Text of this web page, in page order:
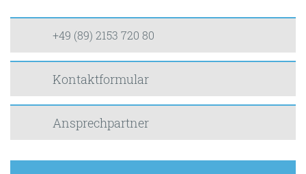
+49 (89) 2153 720 80
Kontaktformular
Ansprechpartner